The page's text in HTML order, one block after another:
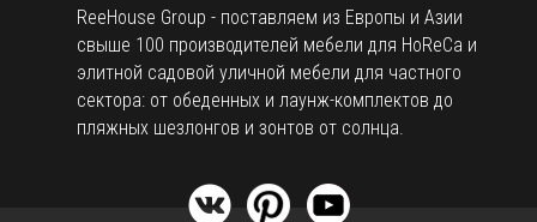
ReeHouse Group - поставляем из Европы и Азии
свыше 100 производителей мебели для HoReCa и
элитной садовой уличной мебели для частного
сектора: от обеденных и лаунж-комплектов до
пляжных шезлонгов и зонтов от солнца.